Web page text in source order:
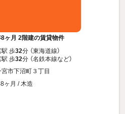
ヶ月 2階建の賃貸物件
駅 歩32分 （東海道線）
駅 歩32分 （名鉄本線など）
市下沼町３丁目
ヶ月 / 木造